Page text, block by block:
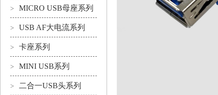
> MICRO USB母座系列
> USB AF大电流系列
> 卡座系列
> MINI USB系列
> 二合一USB头系列